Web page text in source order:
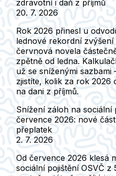
zdravotní i daň z příjmů
20. 7. 2026
Rok 2026 přinesl u
lednové rekordní
červnová novela
zpětně od ledna.
už se sníženými
zjistíte, kolik za rok 2026
na dani z příjmů.
Snížení záloh na sociální
července 2026: nové
přeplatek
2. 7. 2026
Od července 2026 klesá
sociální pojištění OSVČ